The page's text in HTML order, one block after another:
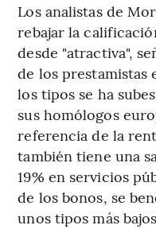
Los analistas de
rebajar la
desde "atractiva",
de los prestamistas
los tipos se ha
sus homólogos
referencia de la
también tiene una
19% en servicios
de los bonos, se
unos tipos más